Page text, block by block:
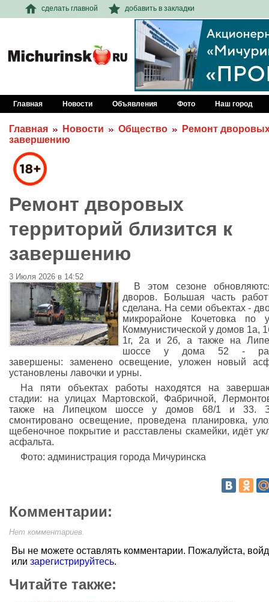
сделать главной добавить в закладки
Главная Новости Объявления Фото Наш город
Главная Новости Общество
Ремонт
завершению
Ремонт дворовых
территорий близится к
завершению
3 Июля 2026 в 14:52
В этом сезоне
дворов. Большая часть
сделана. На семи объектах -
микрорайоне Кочетовка по
Коммунистической у домов 1а,
1г, 2а и 2б, а также на
шоссе у дома 52 -
завершены: заменено освещение, уложен новый
установлены лавочки и урны.
На пяти объектах работы находятся на
стадии: на улицах Мартовской, Фабричной,
также на Липецком шоссе у домов 68/1 и 33.
смонтировано освещение, проведена планировка,
щебеночное покрытие и расставлены скамейки, идёт
асфальта.
Фото: администрация города Мичуринска
Комментарии:
Нет комментариев.
Вы не можете оставлять комментарии. Пожалуйста,
или зарегистрируйтесь.
Читайте также: